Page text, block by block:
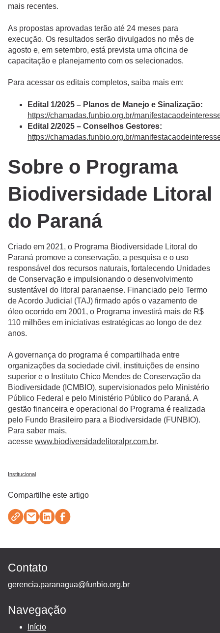
mais recentes.
As propostas aprovadas terão até 24 meses para
execução. Os resultados serão divulgados no mês de
agosto e, em setembro, está prevista uma oficina de
capacitação e planejamento com os selecionados.
Para acessar os editais completos, saiba mais em:
Edital 1/2025 – Planos de Manejo e Sinalização:
https://chamadas.funbio.org.br/
Edital 2/2025 – Conselhos Gestores:
https://chamadas.funbio.org.br/
Sobre o Programa
Biodiversidade Litoral
do Paraná
Criado em 2021, o Programa Biodiversidade Litoral do
Paraná promove a conservação, a pesquisa e o uso
responsável dos recursos naturais, fortalecendo Unidades
de Conservação e impulsionando o desenvolvimento
sustentável do litoral paranaense. Financiado pelo Termo
de Acordo Judicial (TAJ) firmado após o vazamento de
óleo ocorrido em 2001, o Programa investirá mais de R$
110 milhões em iniciativas estratégicas ao longo de dez
anos.
A governança do programa é compartilhada entre
organizações da sociedade civil, instituições de ensino
superior e o Instituto Chico Mendes de Conservação da
Biodiversidade (ICMBIO), supervisionados pelo Ministério
Público Federal e pelo Ministério Público do Paraná. A
gestão financeira e operacional do Programa é realizada
pelo Fundo Brasileiro para a Biodiversidade (FUNBIO).
Para saber mais,
acesse www.biodiversidadelitoralpr.com.br.
Institucional
Compartilhe este artigo
Contato
gerencia.paranagua@funbio.org.br
Navegação
Início